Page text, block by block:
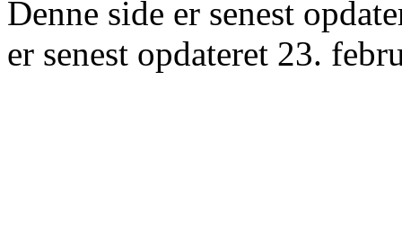
Denne side er senest
er senest opdateret 23.